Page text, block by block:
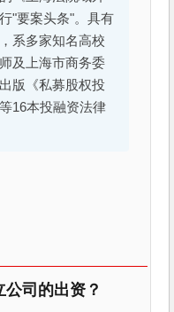
"要案头条"。具有
系多家知名高校
及上海市商务委
版《私募股权投
16本投融资法律
司的出资？